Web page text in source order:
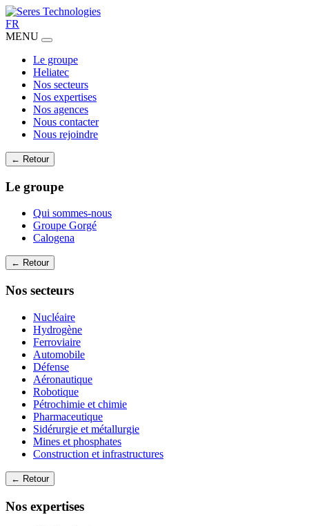
FR
MENU
Le groupe
Heliatec
Nos secteurs
Nos expertises
Nos agences
Nous contacter
Nous rejoindre
← Retour
Le groupe
Qui sommes-nous
Groupe Gorgé
Calogena
← Retour
Nos secteurs
Nucléaire
Hydrogène
Ferroviaire
Automobile
Défense
Aéronautique
Robotique
Pétrochimie et chimie
Pharmaceutique
Sidérurgie et métallurgie
Mines et phosphates
Construction et infrastructures
← Retour
Nos expertises